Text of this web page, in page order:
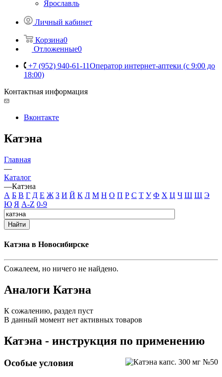
Ярославль
Личный кабинет
Корзина0
Отложенные0
+7 (952) 940-61-11Оператор интернет-аптеки (с 9:00 до
18:00)
Контактная информация
Вконтакте
Катэна
Главная
—
Каталог
—Катэна
А Б В Г Д Е Ж З И Й К Л М Н О П Р С Т У Ф Х Ц Ч Ш Щ Э
Ю Я A-Z 0-9
Найти
Катэна в Новосибирске
Сожалеем, но ничего не найдено.
Аналоги Катэна
К сожалению, раздел пуст
В данный момент нет активных товаров
Катэна - инструкция по применению
Особые условия